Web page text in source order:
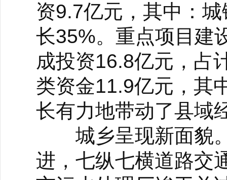
资9.7亿元，其中：
长35%。重点项目建
成投资16.8亿元，占
类资金11.9亿元，其
长有力地带动了县域
城乡呈现新面貌。
进，七纵七横道路交